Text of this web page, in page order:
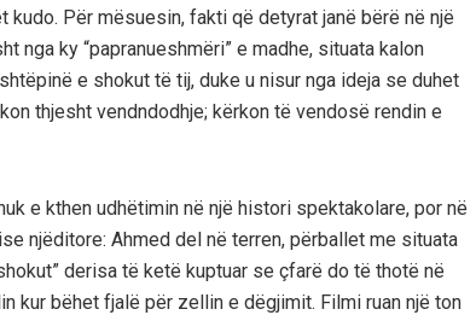
Për mësuesin, fakti që detyrat janë bërë në një
nga ky “papranueshmëri” e madhe, situata kalon
e shokut të tij, duke u nisur nga ideja se duhet
thjesht vendndodhje; kërkon të vendosë rendin e
e kthen udhëtimin në një histori spektakolare, por në
njëditore: Ahmed del në terren, përballet me situata
derisa të ketë kuptuar se çfarë do të thotë në
kur bëhet fjalë për zellin e dëgjimit. Filmi ruan një ton